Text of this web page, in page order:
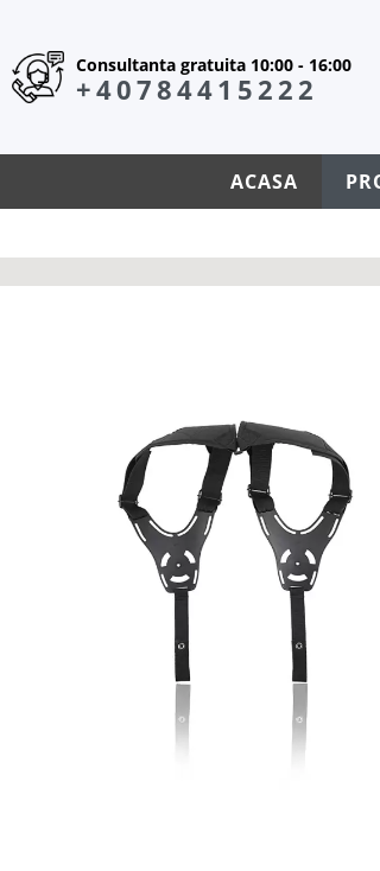
Consultanta gratuita 10:00 - 16:00
+40784415222
ACASA